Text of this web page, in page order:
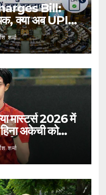
Bill:
क्या अब UPI
शुल्क?
शर्मा
मास्टर्स 2026 में
हिना अकेची को
जगह
शर्मा